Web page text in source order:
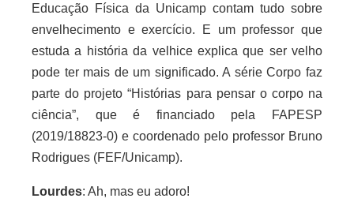
Educação Física da Unicamp contam tudo sobre
envelhecimento e exercício. E um professor que
estuda a história da velhice explica que ser velho
pode ter mais de um significado. A série Corpo faz
parte do projeto “Histórias para pensar o corpo na
ciência”, que é financiado pela FAPESP
(2019/18823-0) e coordenado pelo professor Bruno
Rodrigues (FEF/Unicamp).
Lourdes: Ah, mas eu adoro!